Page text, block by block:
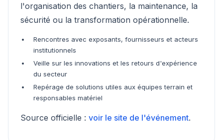
l'organisation des chantiers, la maintenance, la
sécurité ou la transformation opérationnelle.
Rencontres avec exposants, fournisseurs et acteurs
institutionnels
Veille sur les innovations et les retours d'expérience
du secteur
Repérage de solutions utiles aux équipes terrain et
responsables matériel
Source officielle : voir le site de l'événement.